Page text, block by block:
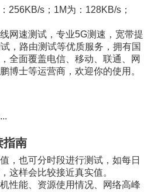
256KB/s；1M为：128KB/s；
网速测试，专业5G测速，宽带提
，路由测试等优质服务，拥有国
全面覆盖电信、移动、联通、网
博士等运营商，欢迎你的使用。
指南
，也可分时段进行测试，如每日
这样会比较接近真实值。
性能、资源使用情况、网络高峰